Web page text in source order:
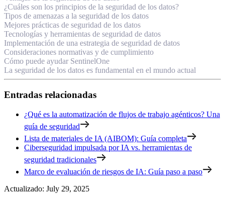
¿Cuáles son los principios de la seguridad de los datos?
Tipos de amenazas a la seguridad de los datos
Mejores prácticas de seguridad de los datos
Tecnologías y herramientas de seguridad de datos
Implementación de una estrategia de seguridad de datos
Consideraciones normativas y de cumplimiento
Cómo puede ayudar SentinelOne
La seguridad de los datos es fundamental en el mundo actual
Entradas relacionadas
¿Qué es la automatización de flujos de trabajo agénticos? Una
guía de seguridad
Lista de materiales de IA (AIBOM): Guía completa
Ciberseguridad impulsada por IA vs. herramientas de
seguridad tradicionales
Marco de evaluación de riesgos de IA: Guía paso a paso
Actualizado: July 29, 2025